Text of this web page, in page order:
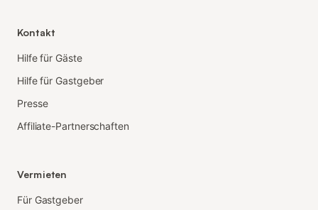
Kontakt
Hilfe für Gäste
Hilfe für Gastgeber
Presse
Affiliate-Partnerschaften
Vermieten
Für Gastgeber